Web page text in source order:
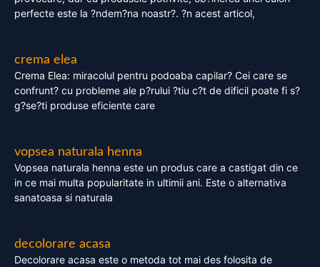
perfecte este la ?ndem?na noastr?. ?n acest articol,
crema elea
Crema Elea: miracolul pentru podoaba capilar? Cei care se
confrunt? cu probleme ale p?rului ?tiu c?t de dificil poate fi s?
g?se?ti produse eficiente care
vopsea naturala henna
Vopsea naturala henna este un produs care a castigat din ce
in ce mai multa popularitate in ultimii ani. Este o alternativa
sanatoasa si naturala
decolorare acasa
Decolorare acasa este o metoda tot mai des folosita de